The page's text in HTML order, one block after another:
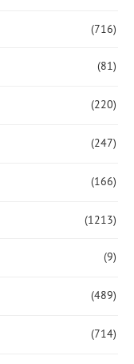
(716)
(81)
(220)
(247)
(166)
(1213)
(9)
(489)
(714)